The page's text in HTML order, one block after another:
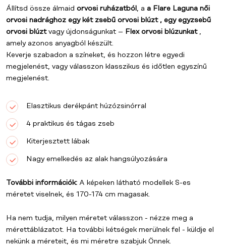
Állítsd össze álmaid orvosi ruházatból , a a Flare Laguna női
orvosi nadrághoz egy két zsebű orvosi blúzt , egy egyzsebű
orvosi blúztvagy újdonságunkat – Flex orvosi blúzunkat,
amely azonos anyagból készült.
Keverje szabadon a színeket, és hozzon létre egyedi
megjelenést, vagy válasszon klasszikus és időtlen egyszínű
megjelenést.
Elasztikus derékpánt húzózsinórral
4 praktikus és tágas zseb
Kiterjesztett lábak
Nagy emelkedés az alak hangsúlyozására
További információk: A képeken látható modellek S-es
méretet viselnek, és 170-174 cm magasak.
Ha nem tudja, milyen méretet válasszon - nézze meg a
mérettáblázatot. Ha további kétségek merülnek fel - küldje el
nekünk a méreteit, és mi méretre szabjuk Önnek.